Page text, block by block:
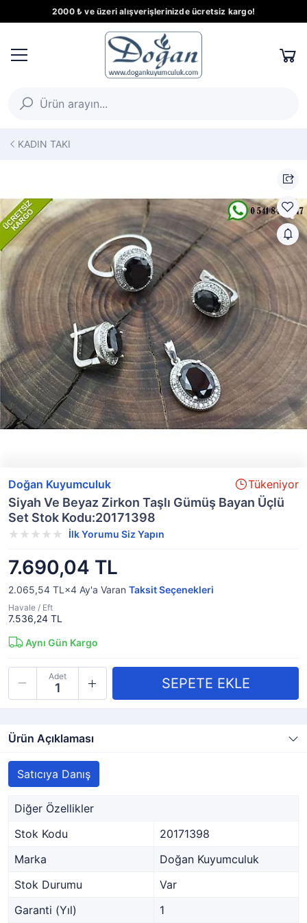
2000 ₺ ve üzeri alışverişlerinizde ücretsiz kargo!
KADIN TAKI
Doğan Kuyumculuk Tükeniyor
Siyah Ve Beyaz Zirkon Taşlı Gümüş Bayan Üçlü
Set Stok Kodu:20171398
İlk Yorumu Siz Yapın
7.690,04 TL
2.065,54 TL×4 Ay'a Varan Taksit Seçenekleri
Havale / Eft
7.536,24 TL
Aynı Gün Kargo
Adet
Ürün Açıklaması
Satıcıya Danış
Diğer Özellikler
Stok Kodu
20171398
Marka
Doğan Kuyumculuk
Stok Durumu
Var
Garanti (Yıl)
1